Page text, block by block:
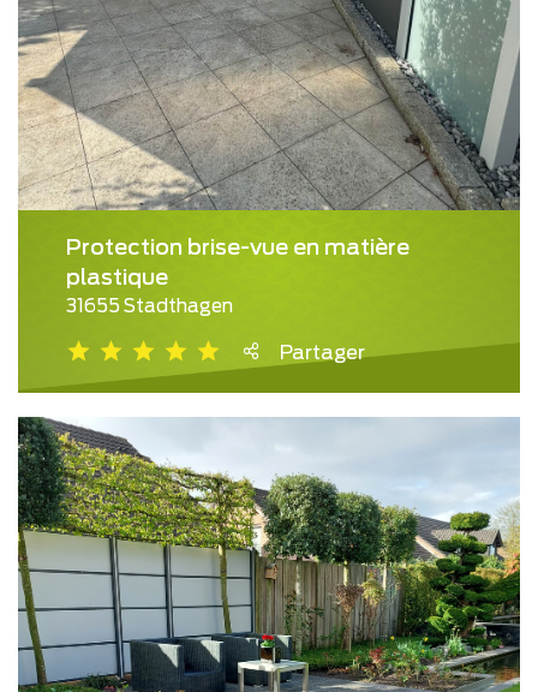
Protection brise-vue en matière
plastique
31655 Stadthagen
Partager